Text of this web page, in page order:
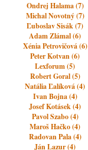
Ondrej Halama (7)
Michal Novotný (7)
Ľuboslav Sisák (7)
Adam Zlámal (6)
Xénia Petrovičová (6)
Peter Kotvan (6)
Lexforum (5)
Robert Goral (5)
Natália Ľalíková (4)
Ivan Bojna (4)
Josef Kotásek (4)
Pavol Szabo (4)
Maroš Hačko (4)
Radovan Pala (4)
Ján Lazur (4)